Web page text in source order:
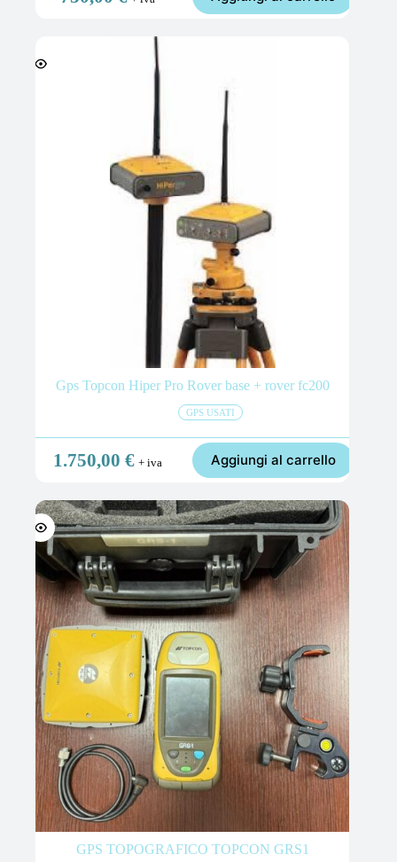
Gps Topcon Hiper Pro Rover base + rover fc200
GPS USATI
1.750,00 € + iva Aggiungi al carrello
GPS TOPOGRAFICO TOPCON GRS1